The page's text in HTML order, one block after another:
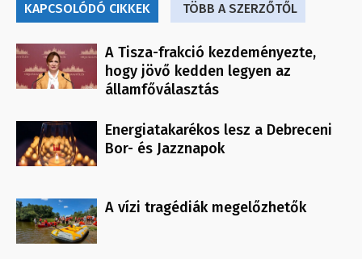
KAPCSOLÓDÓ CIKKEK TÖBB A SZERZŐTŐL
A Tisza-frakció kezdeményezte,
hogy jövő kedden legyen az
államfőválasztás
Energiatakarékos lesz a Debreceni
Bor- és Jazznapok
A vízi tragédiák megelőzhetők